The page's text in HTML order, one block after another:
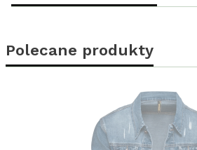
Polecane produkty